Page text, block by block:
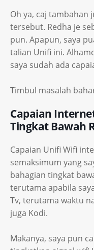
Oh ya, caj tambahan
tersebut. Redha je
pun. Apapun, saya
talian Unifi ini.
saya sudah ada
Timbul masalah
Capaian
Tingkat Bawah
Capaian Unifi Wifi
semaksimum yang
bahagian tingkat
terutama apabila
Tv, terutama waktu
juga Kodi.
Makanya, saya pun